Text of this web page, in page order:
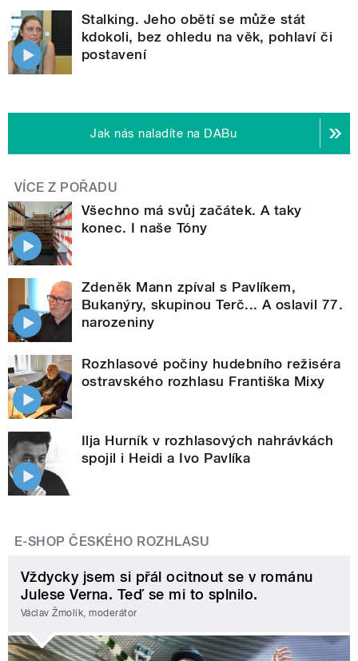
Stalking. Jeho obětí se může stát
kdokoli, bez ohledu na věk, pohlaví či
postavení
Jak nás naladíte na DABu
VÍCE Z POŘADU
Všechno má svůj začátek. A taky
konec. I naše Tóny
Zdeněk Mann zpíval s Pavlíkem,
Bukanýry, skupinou Terč... A oslavil 77.
narozeniny
Rozhlasové počiny hudebního režiséra
ostravského rozhlasu Františka Mixy
Ilja Hurník v rozhlasových nahrávkách
spojil i Heidi a Ivo Pavlíka
E-SHOP ČESKÉHO ROZHLASU
Vždycky jsem si přál ocitnout se v románu
Julese Verna. Teď se mi to splnilo.
Václav Žmolík, moderátor